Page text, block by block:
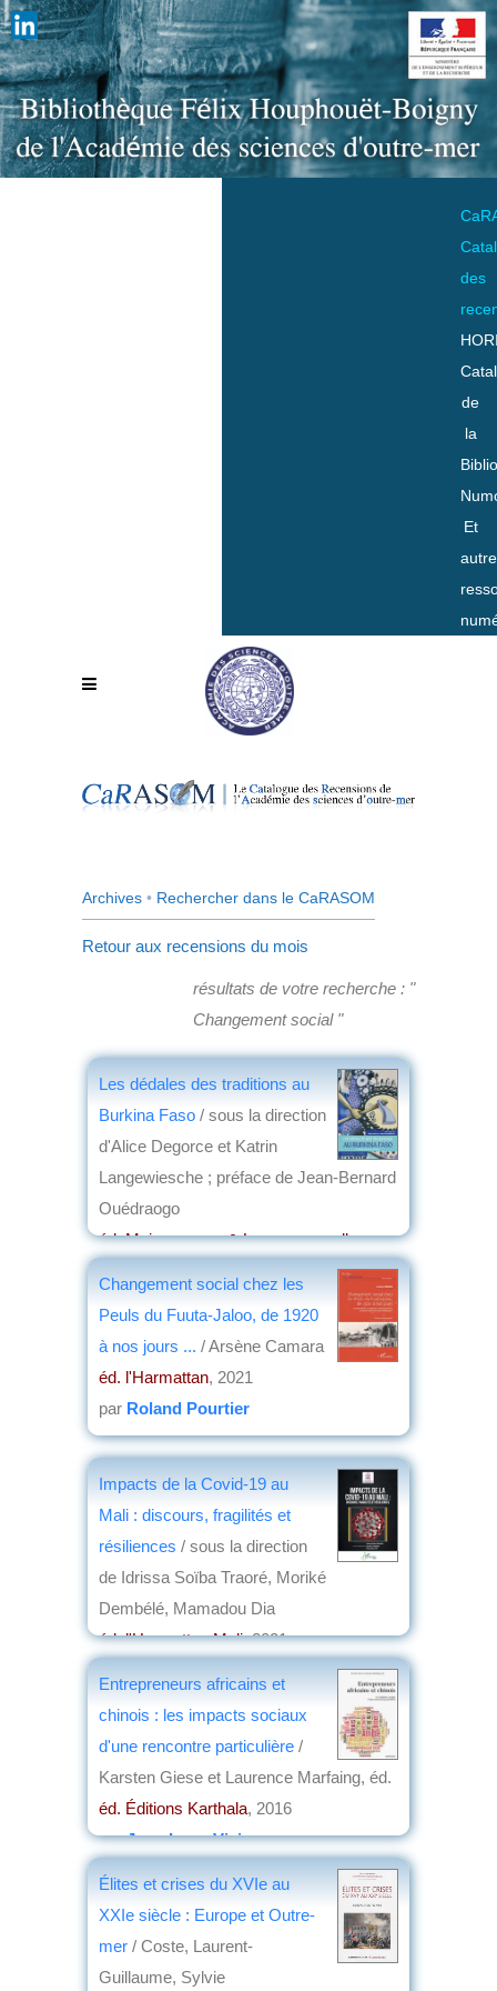
des
de
la
Et
Archives • Rechercher dans le CaRASOM
Retour aux recensions du mois
résultats de votre recherche : "
Changement social "
Les dédales des traditions au
Burkina Faso / sous la direction
d'Alice Degorce et Katrin
Langewiesche ; préface de Jean-Bernard
Ouédraogo
éd. Maisonneuve & Larose nouvelles
Changement social chez les
Peuls du Fuuta-Jaloo, de 1920
à nos jours ... / Arsène Camara
éd. l'Harmattan, 2021
par Roland Pourtier
Impacts de la Covid-19 au
Mali : discours, fragilités et
résiliences / sous la direction
de Idrissa Soïba Traoré, Moriké
Dembélé, Mamadou Dia
éd. l'Harmattan Mali, 2021
Entrepreneurs africains et
chinois : les impacts sociaux
d'une rencontre particulière /
Karsten Giese et Laurence Marfaing, éd.
éd. Éditions Karthala, 2016
parJean-Loup Vivier
Élites et crises du XVIe au
XXIe siècle : Europe et Outre-
mer / Coste, Laurent-
Guillaume, Sylvie